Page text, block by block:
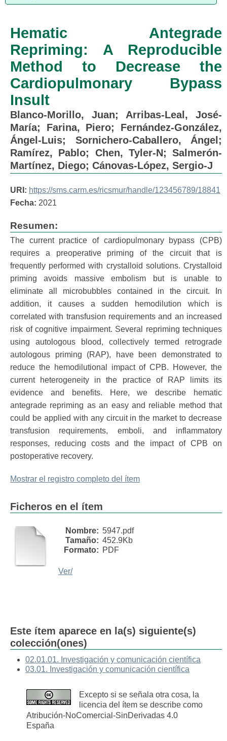
Hematic Antegrade
Repriming: A Reproducible
Method to Decrease the
Cardiopulmonary Bypass
Insult
Blanco-Morillo, Juan; Arribas-Leal, José-
María; Farina, Piero; Fernández-González,
Ángel-Luis; Sornichero-Caballero, Ángel ;
Ramírez, Pablo; Chen, Tyler-N; Salmerón-
Martínez, Diego; Cánovas-López, Sergio-J
URI: https://sms.carm.es/ricsmur/handle/123456789/18841
Fecha: 2021
Resumen:
The current practice of cardiopulmonary bypass (CPB)
requires a preoperative priming of the circuit that is
frequently performed with crystalloid solutions. Crystalloid
priming avoids massive embolism but is unable to
eliminate all microbubbles contained in the circuit. In
addition, it causes a sudden hemodilution which is
correlated with transfusion requirements and an increased
risk of cognitive impairment. Several repriming techniques
using autologous blood, collectively termed retrograde
autologous priming (RAP), have been demonstrated to
reduce the hemodilutional impact of CPB. However, the
current heterogeneity in the practice of RAP limits its
evidence and benefits. Here, we describe hematic
antegrade repriming as an easy and reliable method that
could be applied with any circuit in the market to decrease
transfusion requirements, emboli, and inflammatory
responses, reducing costs and the impact of CPB on
postoperative recovery.
Mostrar el registro completo del ítem
Ficheros en el ítem
Nombre: 5947.pdf
Tamaño: 452.9Kb
Formato: PDF
Ver/
Este ítem aparece en la(s) siguiente(s)
colección(ones)
02.01.01. Investigación y comunicación científica
03.01. Investigación y comunicación científica
Excepto si se señala otra cosa, la
licencia del ítem se describe como
Atribución-NoComercial-SinDerivadas 4.0
España